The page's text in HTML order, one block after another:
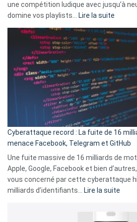
une compétition ludique avec jusqu’à
domine vos playlists…
Lire la suite
est
là
:
Le
Party
pour
vos
goûts
avec
9
!
Cyberattaque record : La fuite de 16
menace Facebook, Telegram et GitHub
Une fuite massive de 16 milliards de
Apple, Google, Facebook et bien
vous concerné par cette cyberattaque
milliards d’identifiants…
Lire la suite
record